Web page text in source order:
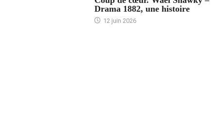
Drama 1882, une histoire
12 juin 2026